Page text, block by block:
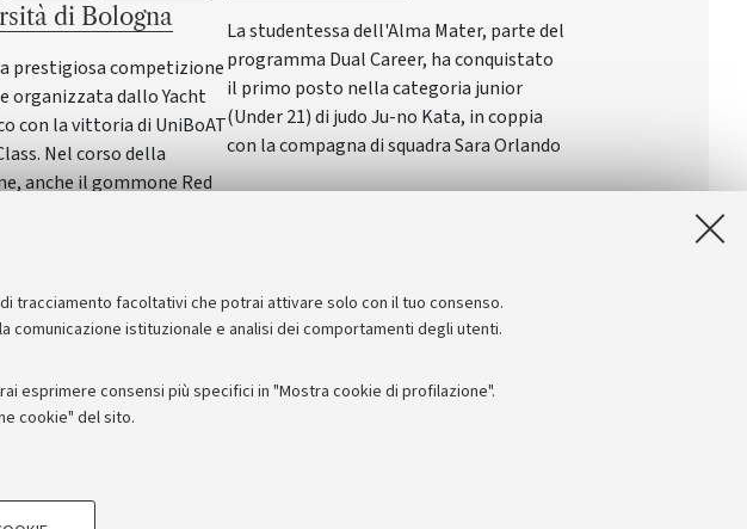
tracciamento facoltativi che potrai attivare solo con il tuo consenso.
istituzionale e analisi dei comportamenti degli utenti.
esprimere consensi più specifici in "Mostra cookie di profilazione".
cookie" del sito.
TECNICI - NECESSARI
di Bologna
prestigiosa competizione
organizzata dallo Yacht
con la vittoria di UniBoAT
Nel corso della
anche il gommone Red
La studentessa dell'Alma Mater, parte del
programma Dual Career, ha conquistato
il primo posto nella categoria junior
(Under 21) di judo Ju-no Kata, in coppia
con la compagna di squadra Sara Orlando
33 - 40126 Bologna - PI: 01131710376 - CF: 80007010376